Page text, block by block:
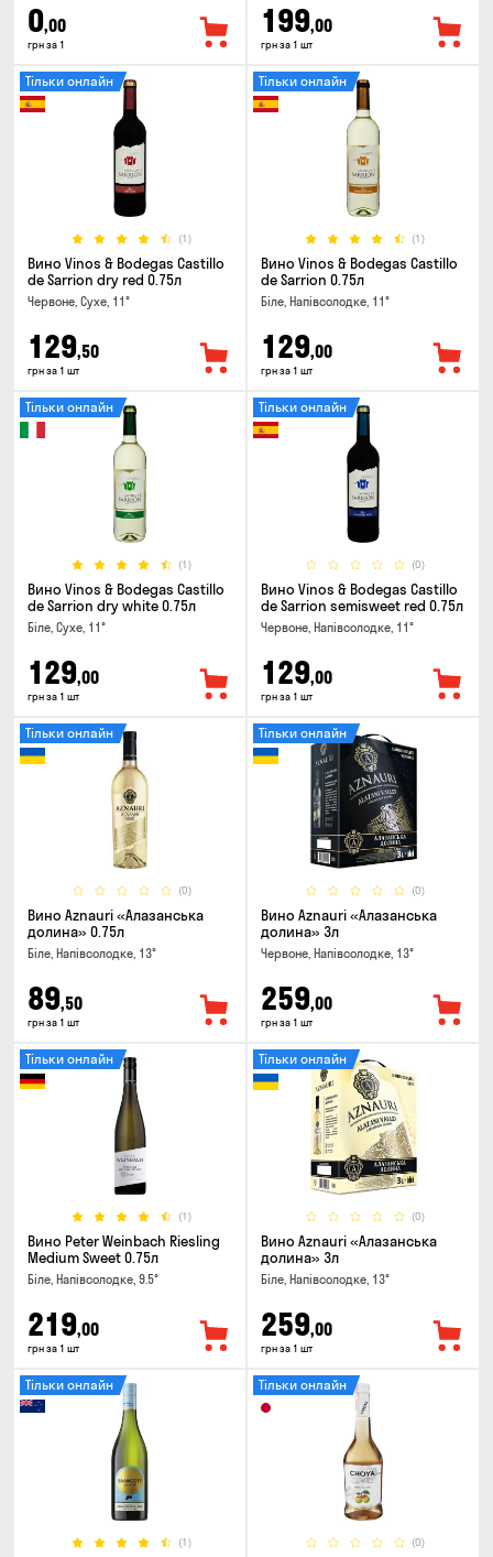
0,00
грн за 1
199,00
грн за 1 шт
(1)
Тільки онлайн
Вино Vinos & Bodegas Castillo
de Sarrion dry red 0.75л
Червоне, Сухе, 11°
129,50
грн за 1 шт
(1)
Тільки онлайн
Вино Vinos & Bodegas Castillo
de Sarrion 0.75л
Біле, Напівсолодке, 11°
129,00
грн за 1 шт
(1)
Тільки онлайн
Вино Vinos & Bodegas Castillo
de Sarrion dry white 0.75л
Біле, Сухе, 11°
129,00
грн за 1 шт
(0)
Тільки онлайн
Вино Vinos & Bodegas Castillo
de Sarrion semisweet red 0.75л
Червоне, Напівсолодке, 11°
129,00
грн за 1 шт
(0)
Тільки онлайн
Вино Aznauri «Алазанська
долина» 0.75л
Біле, Напівсолодке, 13°
89,50
грн за 1 шт
(0)
Тільки онлайн
Вино Aznauri «Алазанська
долина» 3л
Червоне, Напівсолодке, 13°
259,00
грн за 1 шт
(1)
Тільки онлайн
Вино Peter Weinbach Riesling
Medium Sweet 0.75л
Біле, Напівсолодке, 9.5°
219,00
грн за 1 шт
(0)
Тільки онлайн
Вино Aznauri «Алазанська
долина» 3л
Біле, Напівсолодке, 13°
259,00
грн за 1 шт
(1)
Тільки онлайн
(0)
Тільки онлайн